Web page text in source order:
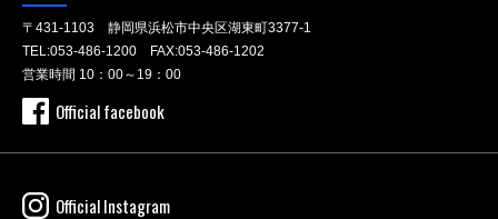
〒431-1103 静岡県浜松市中央区湖東町3377-1
TEL:053-486-1200 FAX:053-486-1202
営業時間 10：00～19：00
Official facebook
Official Instagram